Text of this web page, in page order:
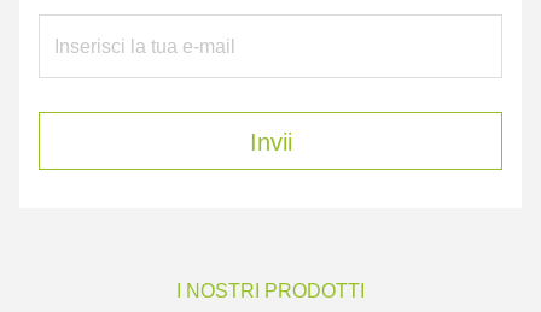
Invii
I NOSTRI PRODOTTI